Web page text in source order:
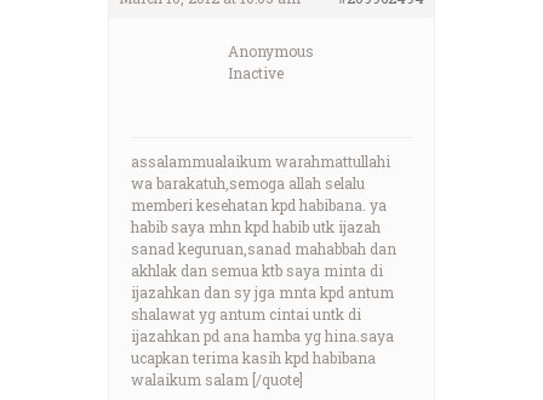
Anonymous
Inactive
assalammualaikum warahmattullahi
wa barakatuh,semoga allah selalu
memberi kesehatan kpd habibana. ya
habib saya mhn kpd habib utk ijazah
sanad keguruan,sanad mahabbah dan
akhlak dan semua ktb saya minta di
ijazahkan dan sy jga mnta kpd antum
shalawat yg antum cintai untk di
ijazahkan pd ana hamba yg hina.saya
ucapkan terima kasih kpd habibana
walaikum salam [/quote]